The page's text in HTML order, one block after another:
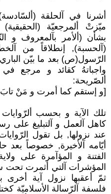
أشرنا في آلحلقة
ميّزتْ ألمرجعيّة (الحقيقية)
بشأن (ألأمر بآلمعروف و
(آلحسبة), إنطلاقاً من
الرّسول(ص) بعد ما بيّن
واجباتهُ كقائد و مرجع في
ألصّريحة:
[و إستقم كما أمرت و مَنْ تابَ
تلك الآية و بحسب ألرّوايات
كاهل آلعمل و آلتبليغ على
عند نزولها, بل تقول
أيّامه آلأخيرة, خصوصاً بعد
الفتنة و المؤآمرة على
المؤشرات آلتي أثمرت
ثمّ أعقبها نزول آية